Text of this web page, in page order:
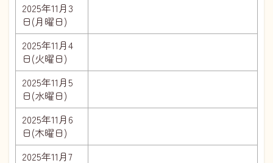
2025年11月3
日(月曜日)
2025年11月4
日(火曜日)
2025年11月5
日(水曜日)
2025年11月6
日(木曜日)
2025年11月7